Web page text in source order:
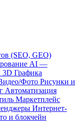
(SEO, GEO)
AI —
3D Графика
Фото Рисунки и
Автоматизация
Маркетплейс
Интернет-
и блокчейн